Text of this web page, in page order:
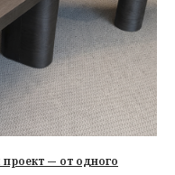
— от одного